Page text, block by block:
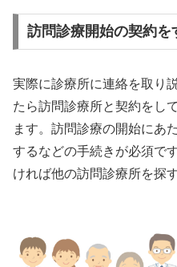
訪問診療開始の契約を
実際に診療所に連絡を取り
たら訪問診療所と契約をし
ます。訪問診療の開始にあ
するなどの手続きが必須で
ければ他の訪問診療所を探